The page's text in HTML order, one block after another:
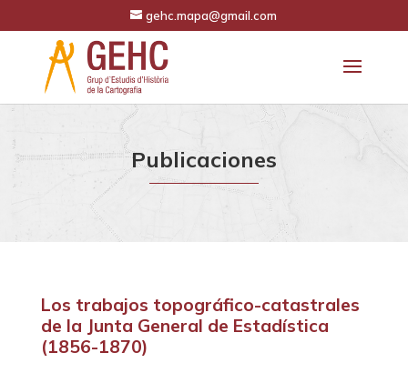
gehc.mapa@gmail.com
Publicaciones
Los trabajos topográfico-catastrales
de la Junta General de Estadística
(1856-1870)